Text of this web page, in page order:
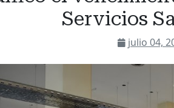
Servicios
julio 04,